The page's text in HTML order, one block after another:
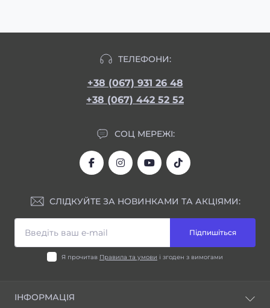
ТЕЛЕФОНИ:
+38 (067) 931 26 48
+38 (067) 442 52 52
СОЦ МЕРЕЖІ:
СЛІДКУЙТЕ ЗА НОВИНКАМИ ТА АКЦІЯМИ:
Підпишіться
Я прочитав Правила та умови і згоден з вимогами
ІНФОРМАЦІЯ